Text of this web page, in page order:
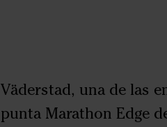
Väderstad, una de las
punta Marathon Edge